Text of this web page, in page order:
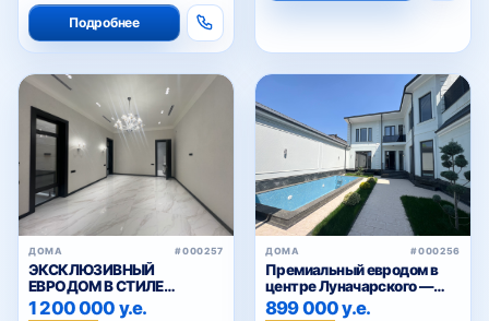
Подробнее
ДОМА #000257
ЭКСКЛЮЗИВНЫЙ
ЕВРОДОМ В СТИЛЕ
НЕОКЛАССИК
1 200 000 у.е.
ДОМА #000256
Премиальный евродом в
центре Луначарского —
600 м², бассейн, 3 уровня
899 000 у.е.